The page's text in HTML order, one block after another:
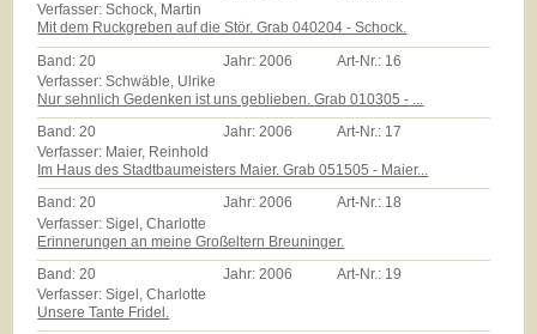
Verfasser: Schock, Martin
Mit dem Ruckgreben auf die Stör. Grab 040204 - Schock.
Band: 20 Jahr: 2006 Art-Nr.: 16
Verfasser: Schwäble, Ulrike
Nur sehnlich Gedenken ist uns geblieben. Grab 010305 - ...
Band:20 Jahr:2006 Art-Nr.: 17
Verfasser: Maier, Reinhold
Im Haus des Stadtbaumeisters Maier. Grab 051505 - Maier...
Band:20 Jahr:2006 Art-Nr.: 18
Verfasser: Sigel, Charlotte
Erinnerungen an meine Großeltern Breuninger.
Band:20 Jahr:2006 Art-Nr.: 19
Verfasser: Sigel, Charlotte
Unsere Tante Fridel.